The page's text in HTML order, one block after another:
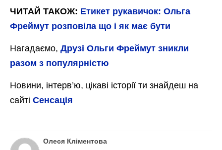
ЧИТАЙ ТАКОЖ: Етикет рукавичок: Ольга
Фреймут розповіла що і як має бути
Нагадаємо, Друзі Ольги Фреймут зникли
разом з популярністю
Новини, інтерв’ю, цікаві історії ти знайдеш на
сайті Сенсація
Олеся Кліментова